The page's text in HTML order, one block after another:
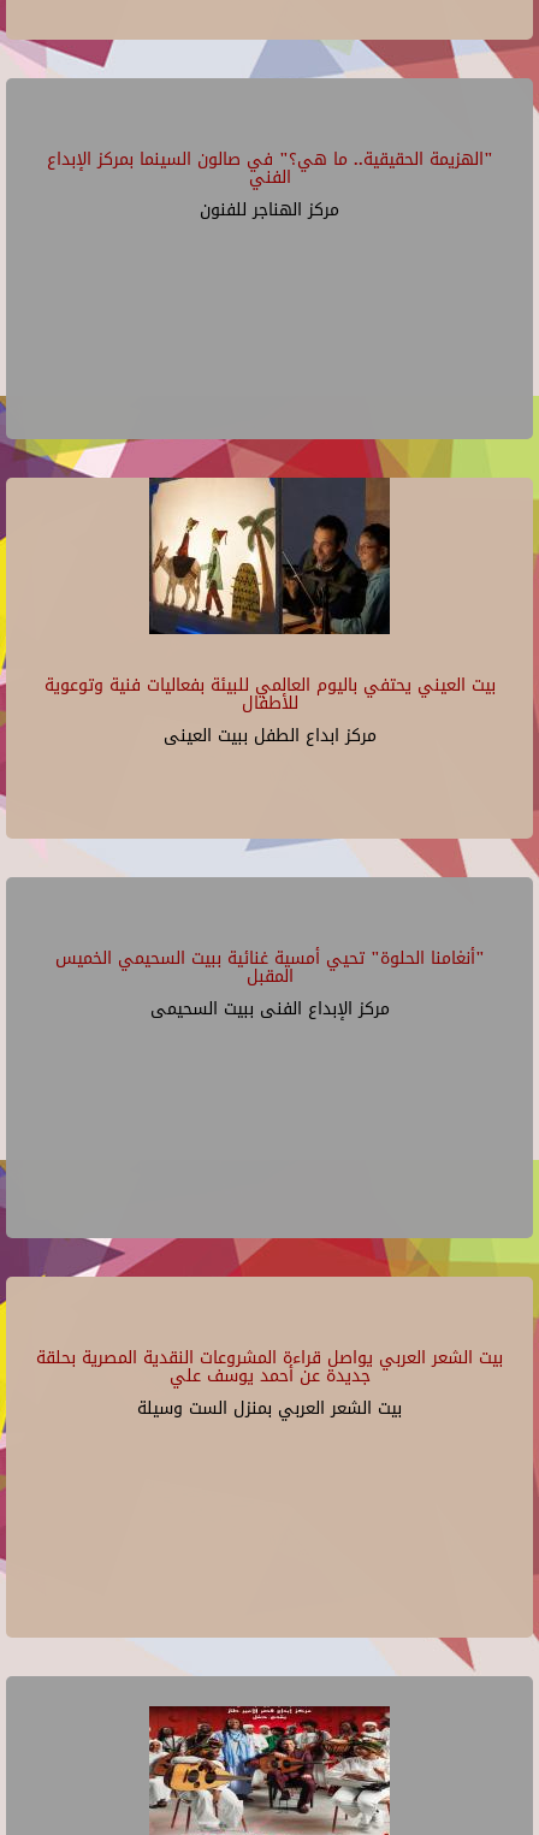
"الهزيمة الحقيقية.. ما هي؟" في صالون السينما بمركز الإبداع
الفني
مركز الهناجر للفنون
بيت العيني يحتفي باليوم العالمي للبيئة بفعاليات فنية وتوعوية
للأطفال
مركز ابداع الطفل ببيت العينى
"أنغامنا الحلوة" تحيي أمسية غنائية ببيت السحيمي الخميس
المقبل
مركز الإبداع الفنى ببيت السحيمى
بيت الشعر العربي يواصل قراءة المشروعات النقدية المصرية بحلقة
جديدة عن أحمد يوسف علي
بيت الشعر العربي بمنزل الست وسيلة